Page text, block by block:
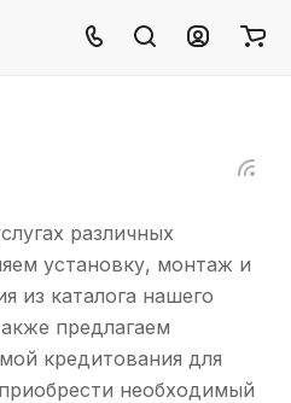
различных
установку, монтаж и
из каталога нашего
предлагаем
кредитования для
необходимый